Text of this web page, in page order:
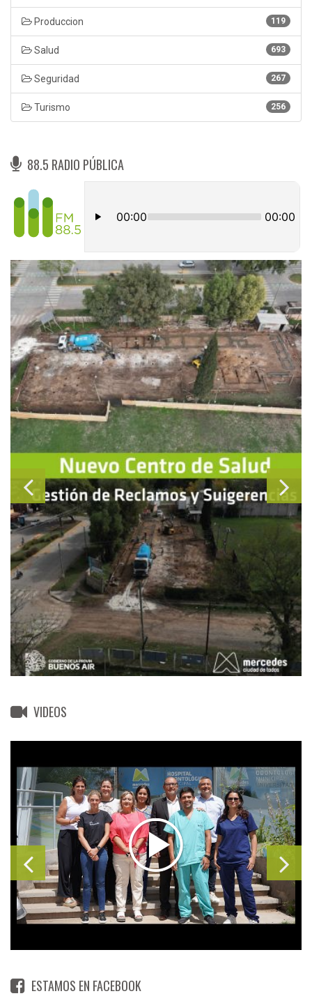
119
Produccion
693
Salud
267
Seguridad
256
Turismo
88.5 RADIO PÚBLICA
VIDEOS
ESTAMOS EN FACEBOOK